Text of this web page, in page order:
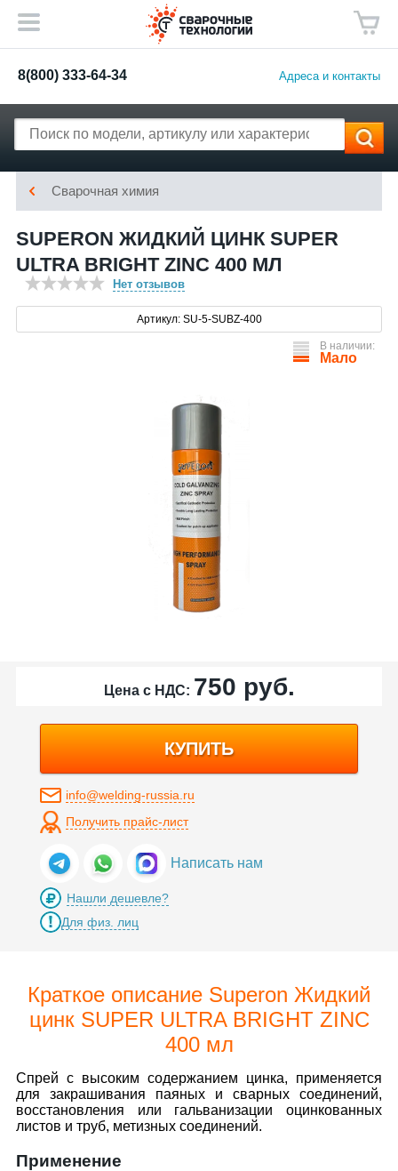
8(800) 333-64-34 Адреса и контакты
Сварочная химия
SUPERON ЖИДКИЙ ЦИНК SUPER
ULTRA BRIGHT ZINC 400 МЛ
Нет отзывов
Артикул: SU-5-SUBZ-400
В наличии:
Мало
Цена с НДС: 750 руб.
КУПИТЬ
info@welding-russia.ru
Получить прайс-лист
Написать нам
Нашли дешевле?
Для физ. лиц
Краткое описание Superon Жидкий
цинк SUPER ULTRA BRIGHT ZINC
400 мл
Спрей с высоким содержанием цинка, применяется
для закрашивания паяных и сварных соединений,
восстановления или гальванизации оцинкованных
листов и труб, метизных соединений.
Применение